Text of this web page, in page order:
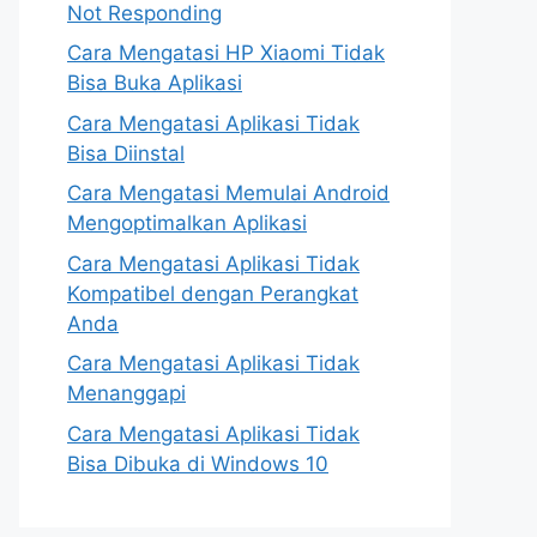
Not Responding
Cara Mengatasi HP Xiaomi Tidak
Bisa Buka Aplikasi
Cara Mengatasi Aplikasi Tidak
Bisa Diinstal
Cara Mengatasi Memulai Android
Mengoptimalkan Aplikasi
Cara Mengatasi Aplikasi Tidak
Kompatibel dengan Perangkat
Anda
Cara Mengatasi Aplikasi Tidak
Menanggapi
Cara Mengatasi Aplikasi Tidak
Bisa Dibuka di Windows 10